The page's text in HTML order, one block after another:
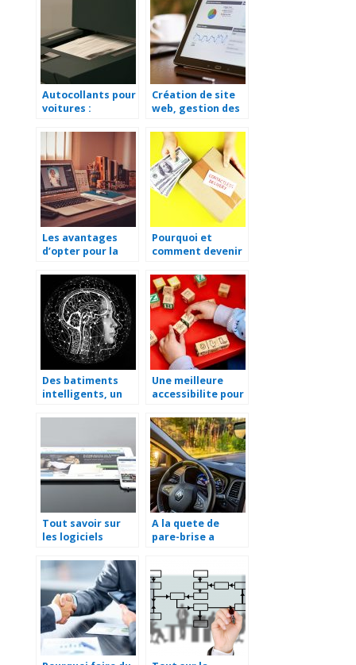
Autocollants pour
voitures :
votre véhicule de
société
Création de site
web, gestion des
commerce : Les
principaux
services d’une
agence web
Les avantages
d’opter pour la
maintenance
d’applications
(TMA)
Pourquoi et
comment devenir
de relais ?
Des batiments
intelligents, un
realite
Une meilleure
accessibilite pour
formations!
Tout savoir sur
les logiciels
management
A la quete de
pare-brise a